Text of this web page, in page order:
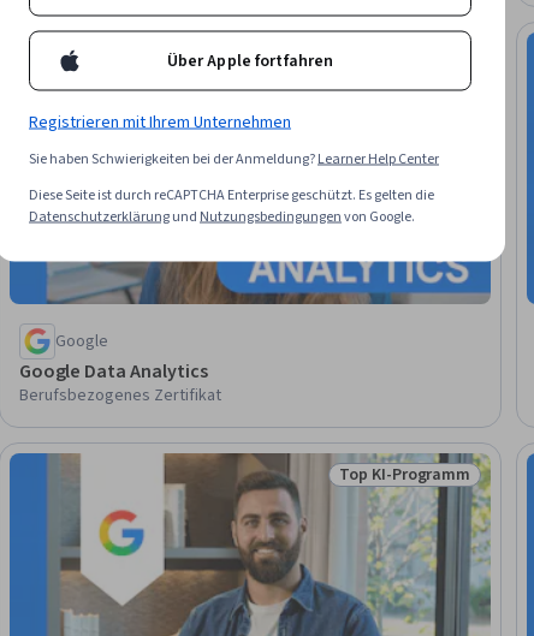
Status: Berufliche
Berufliche Qualifikationen
Google
Google Data Analytics
Berufsbezogenes Zertifikat
Status: Top KI-
Top KI-Programm
Über Apple fortfahren
Registrieren mit Ihrem Unternehmen
Sie haben Schwierigkeiten bei der Anmeldung?Learner Help Center
Diese Seite ist durch reCAPTCHA Enterprise geschützt. Es gelten die
DatenschutzerklärungundNutzungsbedingungenvon Google.